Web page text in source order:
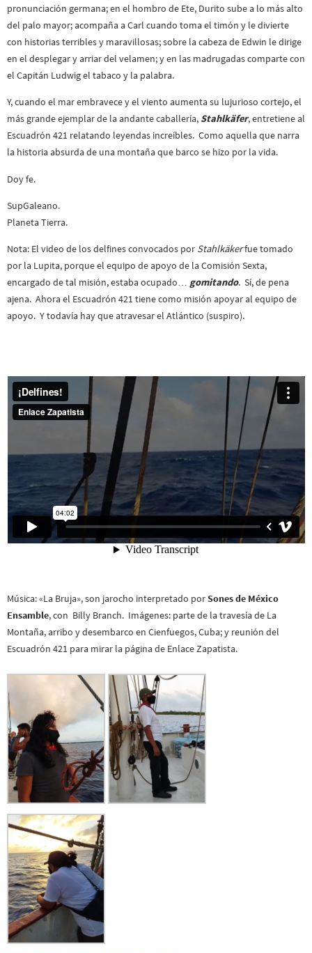
pronunciación germana; en el hombro de Ete, Durito sube a lo más alto
del palo mayor; acompaña a Carl cuando toma el timón y le divierte
con historias terribles y maravillosas; sobre la cabeza de Edwin le dirige
en el desplegar y arriar del velamen; y en las madrugadas comparte con
el Capitán Ludwig el tabaco y la palabra.
Y, cuando el mar embravece y el viento aumenta su lujurioso cortejo, el
más grande ejemplar de la andante caballería, Stahlkäfer, entretiene al
Escuadrón 421 relatando leyendas increíbles. Como aquella que narra
la historia absurda de una montaña que barco se hizo por la vida.
Doy fe.
SupGaleano.
Planeta Tierra.
Nota: El video de los delfines convocados por Stahlkäkerfue tomado
por la Lupita, porque el equipo de apoyo de la Comisión Sexta,
encargado de tal misión, estaba ocupado… gomitando. Sí, de pena
ajena. Ahora el Escuadrón 421 tiene como misión apoyar al equipo de
apoyo. Y todavía hay que atravesar el Atlántico (suspiro).
Música: «La Bruja», son jarocho interpretado porSones de México
Ensamble, con Billy Branch. Imágenes: parte de la travesía de La
Montaña, arribo y desembarco en Cienfuegos, Cuba; y reunión del
Escuadrón 421 para mirar la página de Enlace Zapatista.